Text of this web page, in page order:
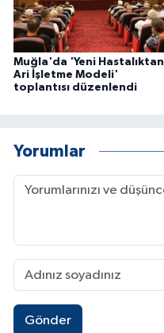
Muğla'da 'Yeni Hastalıktan
Ari İşletme Modeli'
toplantısı düzenlendi
Yorumlar
Gönder